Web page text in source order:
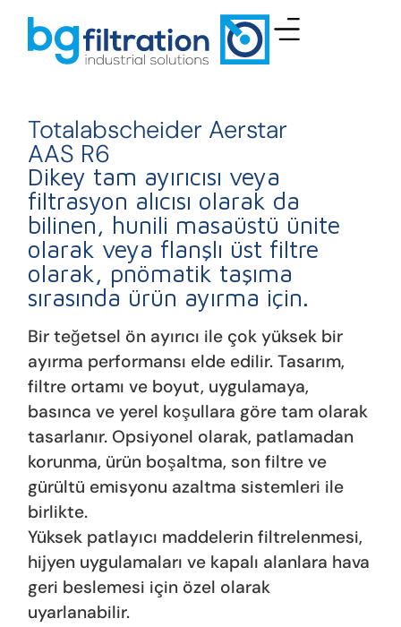
Totalabscheider Aerstar
AAS R6
Dikey tam ayırıcısı veya
filtrasyon alıcısı olarak da
bilinen, hunili masaüstü ünite
olarak veya flanşlı üst filtre
olarak, pnömatik taşıma
sırasında ürün ayırma için.
Bir teğetsel ön ayırıcı ile çok yüksek bir
ayırma performansı elde edilir. Tasarım,
filtre ortamı ve boyut, uygulamaya,
basınca ve yerel koşullara göre tam olarak
tasarlanır. Opsiyonel olarak, patlamadan
korunma, ürün boşaltma, son filtre ve
gürültü emisyonu azaltma sistemleri ile
birlikte.
Yüksek patlayıcı maddelerin filtrelenmesi,
hijyen uygulamaları ve kapalı alanlara hava
geri beslemesi için özel olarak
uyarlanabilir.